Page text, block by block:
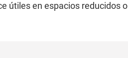
útiles en espacios reducidos o